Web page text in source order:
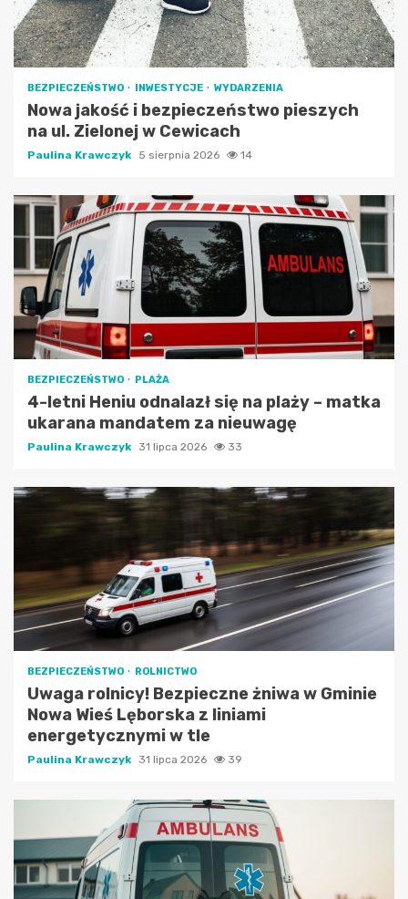
BEZPIECZEŃSTWO INWESTYCJE WYDARZENIA
Nowa jakość i bezpieczeństwo pieszych
na ul. Zielonej w Cewicach
Paulina Krawczyk 5 sierpnia 2026 14
BEZPIECZEŃSTWO PLAŻA
4-letni Heniu odnalazł się na plaży – matka
ukarana mandatem za nieuwagę
Paulina Krawczyk 31 lipca 2026 33
BEZPIECZEŃSTWO ROLNICTWO
Uwaga rolnicy! Bezpieczne żniwa w Gminie
Nowa Wieś Lęborska z liniami
energetycznymi w tle
Paulina Krawczyk 31 lipca 2026 39